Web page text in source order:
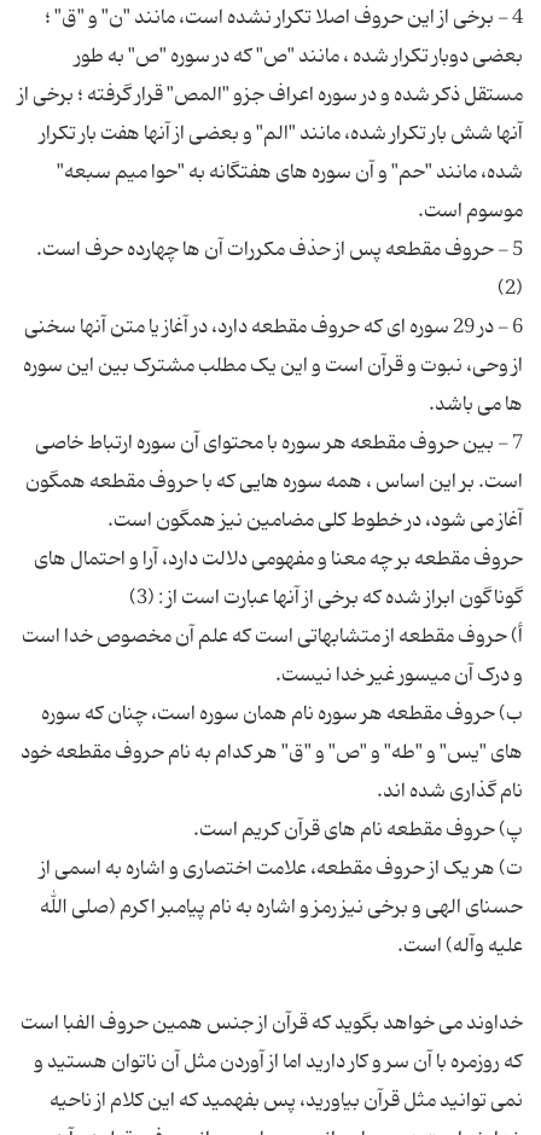
4 - برخی از این حروف اصلا تکرار نشده است، مانند "ن" و "ق" ؛
بعضی دوبار تکرار شده ، مانند "ص" که در سوره "ص" به طور
مستقل ذکر شده و در سوره اعراف جزو "المص" قرار گرفته ؛ برخی از
آنها شش بار تکرار شده، مانند "الم" و بعضی از آنها هفت بار تکرار
شده، مانند "حم" و آن سوره های هفتگانه به "حوا میم سبعه"
5 - حروف مقطعه پس از حذف مکررات آن ها چهارده حرف است.
6 - در 29 سوره ای که حروف مقطعه دارد، در آغاز یا متن آنها سخنی
از وحی، نبوت و قرآن است و این یک مطلب مشترک بین این سوره
7 - بین حروف مقطعه هر سوره با محتوای آن سوره ارتباط خاصی
است. بر این اساس ، همه سوره هایی که با حروف مقطعه همگون
حروف مقطعه بر چه معنا و مفهومی دلالت دارد، آرا و احتمال های
أ) حروف مقطعه از متشابهاتی است که علم آن مخصوص خدا است
ب) حروف مقطعه هر سوره نام همان سوره است، چنان که سوره
های "یس" و "طه" و "ص" و "ق" هر کدام به نام حروف مقطعه خود
ت) هر یک از حروف مقطعه، علامت اختصاری و اشاره به اسمی از
حسنای الهی و برخی نیز رمز و اشاره به نام پیامبر اکرم (صلی الله
خداوند می خواهد بگوید که قرآن از جنس همین حروف الفبا است
که روزمره با آن سر و کار دارید اما از آوردن مثل آن ناتوان هستید و
نمی توانید مثل قرآن بیاورید، پس بفهمید که این کلام از ناحیه